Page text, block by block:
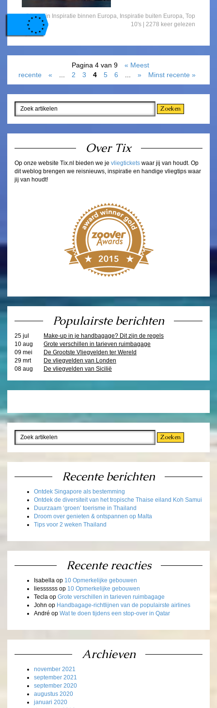
Gepost in Inspiratie binnen Europa, Inspiratie buiten Europa, Top
10's | 2278 keer gelezen
Pagina 4 van 9
« Meest
recente
« 2 3 4 5 6 » Minst recente »
Over Tix
Op onze website Tix.nl bieden we je vliegtickets waar jij van houdt. Op
dit weblog brengen we reisnieuws, inspiratie en handige vliegtips waar
jij van houdt!
Populairste berichten
25 jul
Make-up in je handbagage? Dit zijn de regels
10 aug
Grote verschillen in tarieven ruimbagage
09 mei
De Grootste Vliegvelden ter Wereld
29 mrt
De vliegvelden van Londen
08 aug
De vliegvelden van Sicilië
Recente berichten
Ontdek Singapore als bestemming
Ontdek de diversiteit van het tropische Thaise eiland Koh Samui
Duurzaam ‘groen’ toerisme in Thailand
Droom over genieten & ontspannen op Malta
Tips voor 2 weken Thailand
Recente reacties
Isabella op 10 Opmerkelijke gebouwen
liessssss op 10 Opmerkelijke gebouwen
Tecla op Grote verschillen in tarieven ruimbagage
John op Handbagage-richtlijnen van de populairste airlines
André op Wat te doen tijdens een stop-over in Qatar
Archieven
november 2021
september 2021
september 2020
augustus 2020
januari 2020